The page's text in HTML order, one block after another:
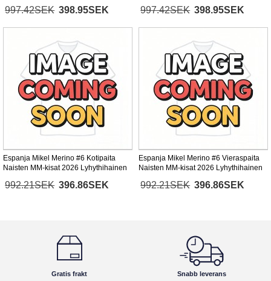
997.42SEK 398.95SEK 997.42SEK 398.95SEK
Espanja Mikel Merino #6 Kotipaita
Naisten MM-kisat 2026 Lyhythihainen
992.21SEK 396.86SEK
Espanja Mikel Merino #6 Vieraspaita
Naisten MM-kisat 2026 Lyhythihainen
992.21SEK 396.86SEK
Gratis frakt Snabb leverans